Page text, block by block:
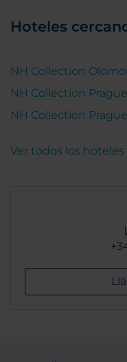
Hoteles
NH Collection
NH Collection Prague
NH Collection
Ver todos los hoteles